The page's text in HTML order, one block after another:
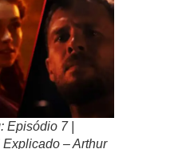
Episódio 7 |
– Arthur